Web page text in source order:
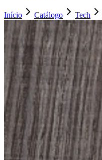
Início Catálogo Tech